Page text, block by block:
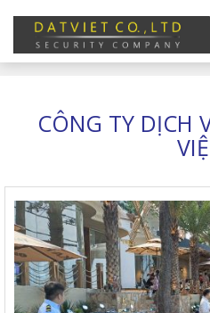
CÔNG TY DỊCH